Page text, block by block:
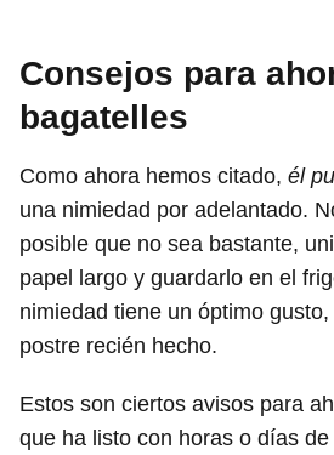
Consejos para
bagatelles
Como ahora hemos citado, él
una nimiedad por adelantado.
posible que no sea bastante,
papel largo y guardarlo en el
nimiedad tiene un óptimo
postre recién hecho.
Estos son ciertos avisos para
que ha listo con horas o días